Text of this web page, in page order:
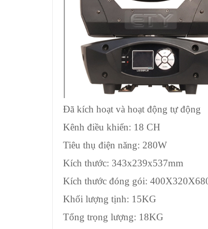
Đã kích hoạt và hoạt động tự động
Kênh điều khiển: 18 CH
Tiêu thụ điện năng: 280W
Kích thước: 343x239x537mm
Kích thước đóng gói:
Khối lượng tịnh: 15KG
Tổng trọng lượng: 18KG